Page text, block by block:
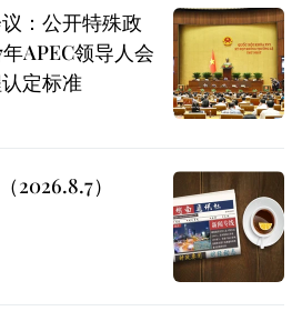
：公开特殊政
APEC领导人会
定标准
2026.8.7）